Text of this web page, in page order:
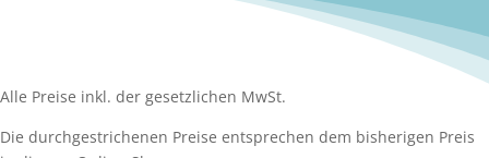
Alle Preise inkl. der gesetzlichen MwSt.
Die durchgestrichenen Preise entsprechen dem bisherigen Preis